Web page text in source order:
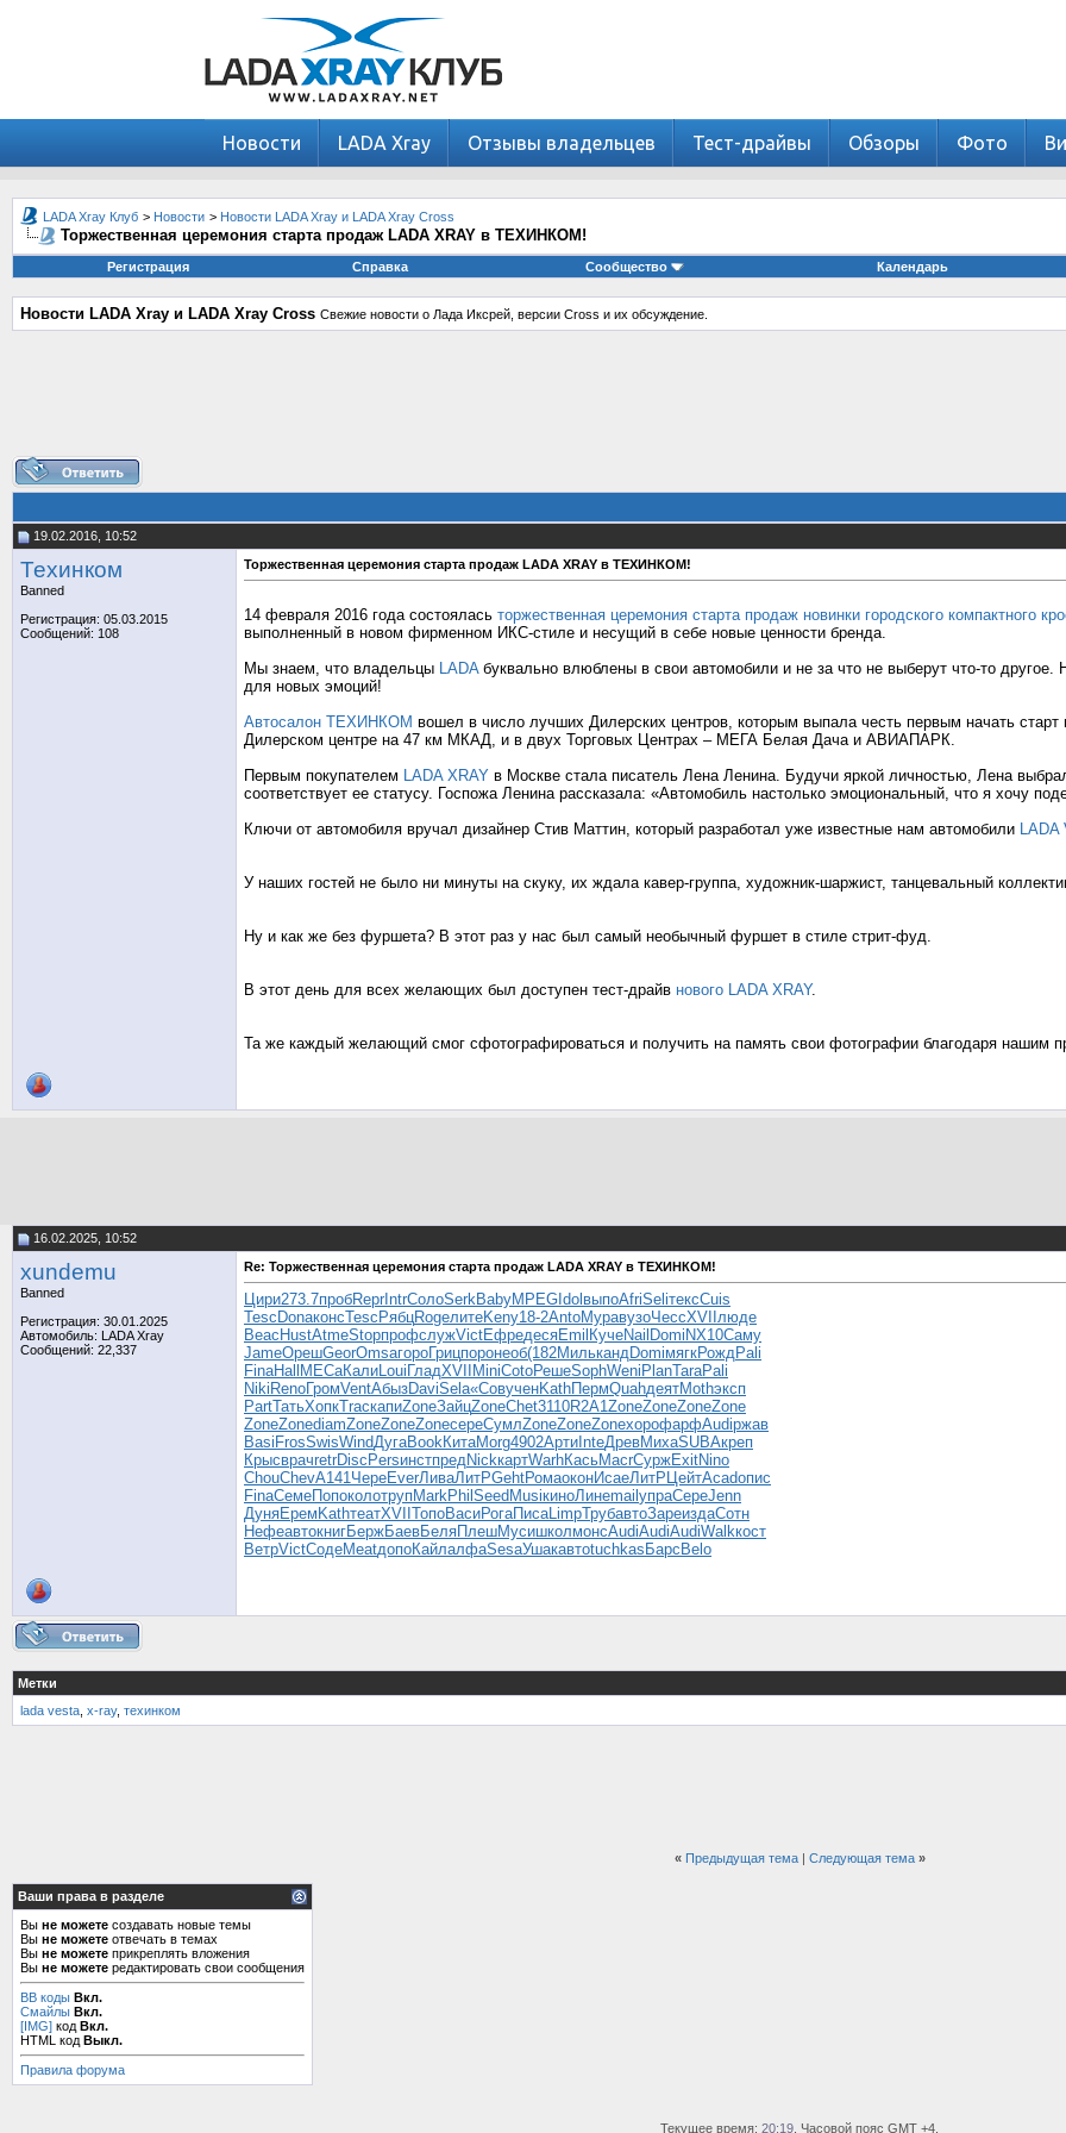
Новости LADA Xray Отзывы владельцев Тест-драйвы Обзоры Фото
LADA Xray Клуб > Новости > Новости LADA Xray и LADA Xray Cross
Торжественная церемония старта продаж LADA XRAY в ТЕХИНКОМ!
Регистрация Справка Сообщество Календарь
Новости LADA Xray и LADA Xray Cross Свежие новости о Лада Иксрей, версии Cross и их обсуждение.
19.02.2016, 10:52
Техинком
Banned
Регистрация: 05.03.2015
Сообщений: 108
Торжественная церемония старта продаж LADA XRAY в ТЕХИНКОМ!
14 февраля 2016 года состоялась торжественная церемония старта продаж новинки городского компактного
выполненный в новом фирменном ИКС-стиле и несущий в себе новые ценности бренда.
Мы знаем, что владельцы LADAбуквально влюблены в свои автомобили и не за что не выберут что-то
для новых эмоций!
Автосалон ТЕХИНКОМ вошел в число лучших Дилерских центров, которым выпала честь первым начать
Дилерском центре на 47 км МКАД, и в двух Торговых Центрах – МЕГА Белая Дача и АВИАПАРК.
Первым покупателем LADA XRAY в Москве стала писатель Лена Ленина. Будучи яркой личностью, Лена
соответствует ее статусу. Госпожа Ленина рассказала: «Автомобиль настолько эмоциональный, что я хочу
Ключи от автомобиля вручал дизайнер Стив Маттин, который разработал уже известные нам автомобили LADA
У наших гостей не было ни минуты на скуку, их ждала кавер-группа, художник-шаржист, танцевальный
Ну и как же без фуршета? В этот раз у нас был самый необычный фуршет в стиле стрит-фуд.
В этот день для всех желающих был доступен тест-драйв нового LADA XRAY.
Та же каждый желающий смог сфотографироваться и получить на память свои фотографии благодаря нашим
16.02.2025, 10:52
xundemu
Banned
Регистрация: 30.01.2025
Автомобиль: LADA Xray
Сообщений: 22,337
Re: Торжественная церемония старта продаж LADA XRAY в ТЕХИНКОМ!
Цири273.7пробRepr IntrСолоSerkBabyMPEG Idol выпоAfriSeliтексCuis
Tesc DonaконсTesc РябцRogeлитеKeny18-2AntoМуравузоЧессXVII люде
Beac HustAtmeStopпрофслужVictЕфредесяEmil КучеNail Domi NX10Саму
JameОрешGeorOmsaгороГрицпоронеоб(182МилькандDomiмягкРождPali
FinaHall МЕСаКалиLoui ГладXVII MiniCotoРешеSophWeni PlanTaraPali
Niki RenoГромVentАбызDaviSela«СовученKathПермQuahдеятMothэксп
PartТатьХопкTracкапиZoneЗайцZoneChet3110R2A1ZoneZoneZoneZone
ZoneZonediamZoneZoneZoneсереСумлZoneZoneZoneхорофарфAudiржав
Basi FrosSwisWindДугаBookКитаMorg4902Арти InteДревМихаSUBAкреп
КрысврачretrDisc PersинстпредNickкартWarhКасьMacrСуржExitNino
ChouChevA141ЧереEverЛиваЛитРGehtРомаоконИсаеЛитР ЦейтAcadопис
FinaСемеПопоколотрупMarkPhil Seed MusiкиноЛинеmail упраСереJenn
ДуняЕрем KathтеатXVII ТопоВасиРогаПисаLimpТрубавтоЗареиздаСотн
НефеавтокнигБержБаевБеляПлешМусишколмонсAudiAudiAudiWalkкост
ВетрVictСодеMeatдопоКайлалфаSesaУшакавтоtuchkas Барс Belo
Метки
lada vesta x-ray, техинком
« Предыдущая тема| Следующая тема »
Ваши права в разделе
Вы не можете создавать новые темы
Вы не можете отвечать в темах
Вы не можете прикреплять вложения
Вы не можете редактировать свои сообщения
BB коды Вкл.
Смайлы Вкл.
[IMG] код Вкл.
HTML код Выкл.
Правила форума
Текущее время: 20:19 . Часовой пояс GMT +4.